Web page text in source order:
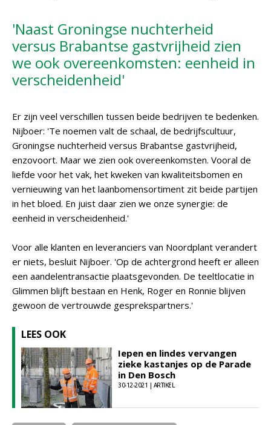
'Naast Groningse nuchterheid
versus Brabantse gastvrijheid zien
we ook overeenkomsten: eenheid in
verscheidenheid'
Er zijn veel verschillen tussen beide bedrijven te bedenken.
Nijboer: 'Te noemen valt de schaal, de bedrijfscultuur,
Groningse nuchterheid versus Brabantse gastvrijheid,
enzovoort. Maar we zien ook overeenkomsten. Vooral de
liefde voor het vak, het kweken van kwaliteitsbomen en
vernieuwing van het laanbomensortiment zit beide partijen
in het bloed. En juist daar zien we onze synergie: de
eenheid in verscheidenheid.'
Voor alle klanten en leveranciers van Noordplant verandert
er niets, besluit Nijboer. 'Op de achtergrond heeft er alleen
een aandelentransactie plaatsgevonden. De teeltlocatie in
Glimmen blijft bestaan en Henk, Roger en Ronnie blijven
gewoon de vertrouwde gesprekspartners.'
LEES OOK
Iepen en lindes vervangen
zieke kastanjes op de Parade
in Den Bosch
30-12-2021 | ARTIKEL